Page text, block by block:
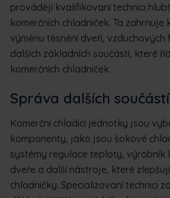
provádějí kvalifikovaní technici
komerčních chladniček. Ta
výměnu těsnění dveří, vzduchových
dalších základních součástí, které
komerčních chladniček.
Správa dalších součástí
Komerční chladicí jednotky jsou
komponenty, jako jsou šokové
systémy regulace teploty, výrobník
dveře a další nástroje, které
chladničky. Specializovaní technici